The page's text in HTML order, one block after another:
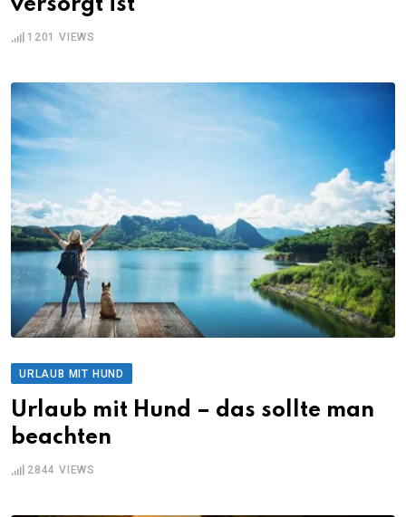
versorgt ist
1201 VIEWS
URLAUB MIT HUND
Urlaub mit Hund – das sollte man
beachten
2844 VIEWS